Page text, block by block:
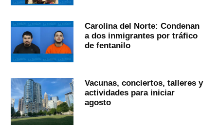
Carolina del Norte: Condenan
a dos inmigrantes por tráfico
de fentanilo
Vacunas, conciertos, talleres y
actividades para iniciar
agosto